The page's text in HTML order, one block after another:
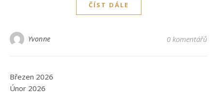
ČÍST DÁLE
Yvonne 0 komentářů
Březen 2026
Únor 2026